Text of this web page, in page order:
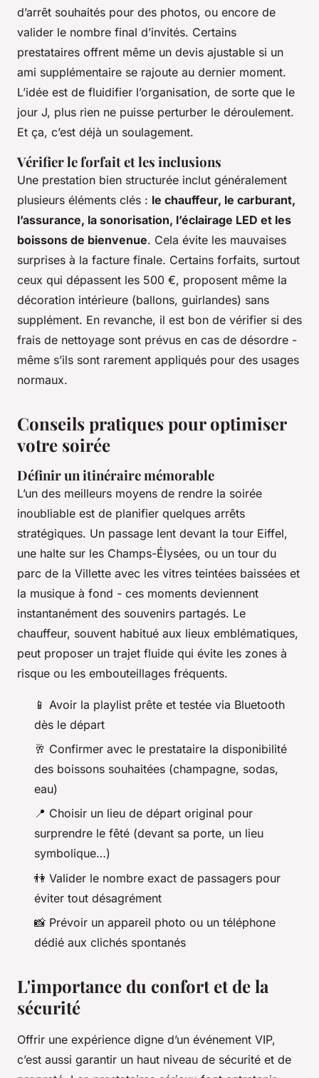
d’arrêt souhaités pour des photos, ou encore de
valider le nombre final d’invités. Certains
prestataires offrent même un devis ajustable si un
ami supplémentaire se rajoute au dernier moment.
L’idée est de fluidifier l’organisation, de sorte que le
jour J, plus rien ne puisse perturber le déroulement.
Et ça, c’est déjà un soulagement.
Vérifier le forfait et les inclusions
Une prestation bien structurée inclut généralement
plusieurs éléments clés : le chauffeur, le carburant,
l’assurance, la sonorisation, l’éclairage LED et les
boissons de bienvenue. Cela évite les mauvaises
surprises à la facture finale. Certains forfaits, surtout
ceux qui dépassent les 500 €, proposent même la
décoration intérieure (ballons, guirlandes) sans
supplément. En revanche, il est bon de vérifier si des
frais de nettoyage sont prévus en cas de désordre -
même s’ils sont rarement appliqués pour des usages
normaux.
Conseils pratiques pour optimiser
votre soirée
Définir un itinéraire mémorable
L’un des meilleurs moyens de rendre la soirée
inoubliable est de planifier quelques arrêts
stratégiques. Un passage lent devant la tour Eiffel,
une halte sur les Champs-Élysées, ou un tour du
parc de la Villette avec les vitres teintées baissées et
la musique à fond - ces moments deviennent
instantanément des souvenirs partagés. Le
chauffeur, souvent habitué aux lieux emblématiques,
peut proposer un trajet fluide qui évite les zones à
risque ou les embouteillages fréquents.
📱 Avoir la playlist prête et testée via Bluetooth
dès le départ
🥂 Confirmer avec le prestataire la disponibilité
des boissons souhaitées (champagne, sodas,
eau)
📍 Choisir un lieu de départ original pour
surprendre le fêté (devant sa porte, un lieu
symbolique…)
👫 Valider le nombre exact de passagers pour
éviter tout désagrément
📸 Prévoir un appareil photo ou un téléphone
dédié aux clichés spontanés
L'importance du confort et de la
sécurité
Offrir une expérience digne d’un événement VIP,
c’est aussi garantir un haut niveau de sécurité et de